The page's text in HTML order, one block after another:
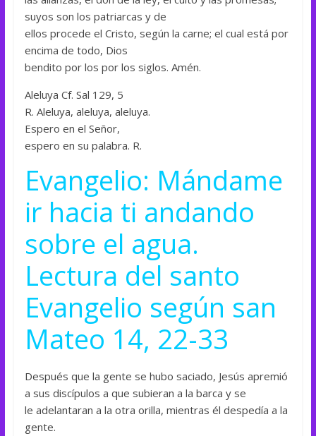
suyos son los patriarcas y de
ellos procede el Cristo, según la carne; el cual está por
encima de todo, Dios
bendito por los por los siglos. Amén.
Aleluya Cf. Sal 129, 5
R. Aleluya, aleluya, aleluya.
Espero en el Señor,
espero en su palabra. R.
Evangelio: Mándame
ir hacia ti andando
sobre el agua.
Lectura del santo
Evangelio según san
Mateo 14, 22-33
Después que la gente se hubo saciado, Jesús apremió
a sus discípulos a que subieran a la barca y se
le adelantaran a la otra orilla, mientras él despedía a la
gente.